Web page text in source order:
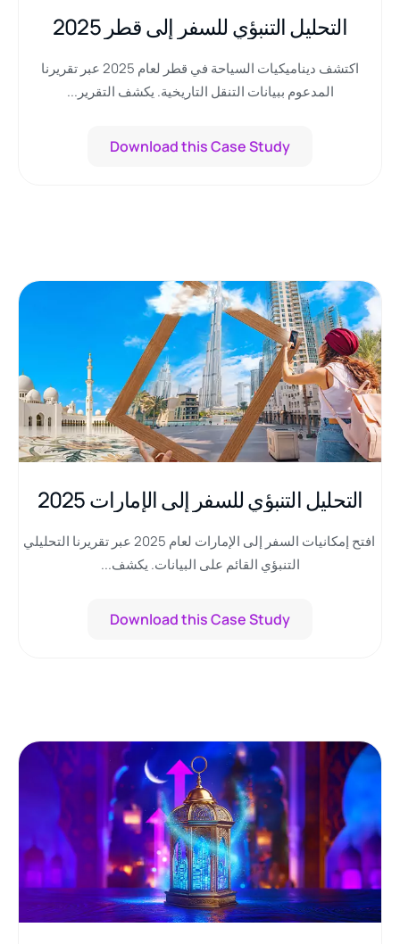
التحليل التنبؤي للسفر إلى قطر 2025
اكتشف ديناميكيات السياحة في قطر لعام 2025 عبر تقريرنا
المدعوم ببيانات التنقل التاريخية. يكشف التقرير...
Download this Case Study
التحليل التنبؤي للسفر إلى الإمارات 2025
افتح إمكانيات السفر إلى الإمارات لعام 2025 عبر تقريرنا التحليلي
التنبؤي القائم على البيانات. يكشف...
Download this Case Study